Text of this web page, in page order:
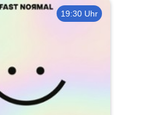
19:30 Uhr